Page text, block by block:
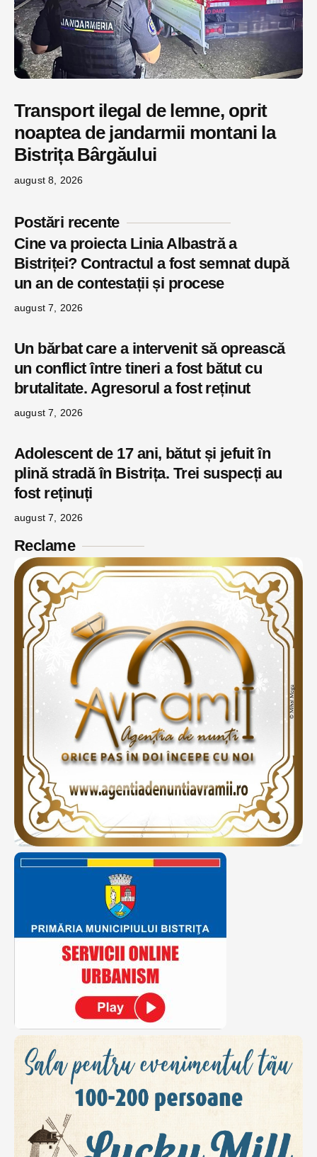
Transport ilegal de lemne, oprit
noaptea de jandarmii montani la
Bistrița Bârgăului
august 8, 2026
Postări recente
Cine va proiecta Linia Albastră a
Bistriței? Contractul a fost semnat după
un an de contestații și procese
august 7, 2026
Un bărbat care a intervenit să oprească
un conflict între tineri a fost bătut cu
brutalitate. Agresorul a fost reținut
august 7, 2026
Adolescent de 17 ani, bătut și jefuit în
plină stradă în Bistrița. Trei suspecți au
fost reținuți
august 7, 2026
Reclame